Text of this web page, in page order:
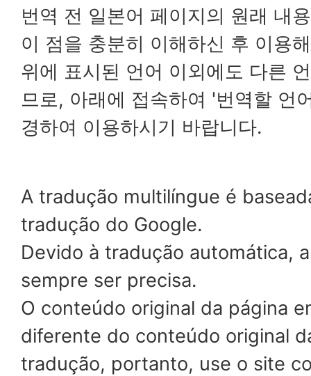
번역 전 일본어 페이지의 원래 내
이 점을 충분히 이해하신 후 이용
위에 표시된 언어 이외에도 다른
므로, 아래에 접속하여 '번역할 언
경하여 이용하시기 바랍니다.
A tradução multilíngue é
tradução do Google.
Devido à tradução automática,
sempre ser precisa.
O conteúdo original da página
diferente do conteúdo original
tradução, portanto, use o site